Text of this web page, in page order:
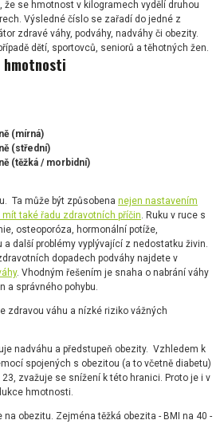
že se hmotnost v kilogramech vydělí druhou
Výsledné číslo se zařadí do jedné z
zdravé váhy, podváhy, nadváhy či obezity.
dětí, sportovců, seniorů a těhotných žen.
hmotnosti
(mírná)
(střední)
(těžká / morbidní)
Ta může být způsobena nejen nastavením
také řadu zdravotních příčin. Ruku v ruce s
osteoporóza, hormonální potíže,
další problémy vyplývající z nedostatku živin.
dopadech podváhy najdete v
. Vhodným řešením je snaha o nabrání váhy
a správného pohybu.
zdravou váhu a nízké riziko vážných
nadváhu a předstupeň obezity. Vzhledem k
spojených s obezitou (a to včetně diabetu)
zvažuje se snížení k této hranici. Proto je i v
hmotnosti.
na obezitu. Zejména těžká obezita - BMI na 40 -